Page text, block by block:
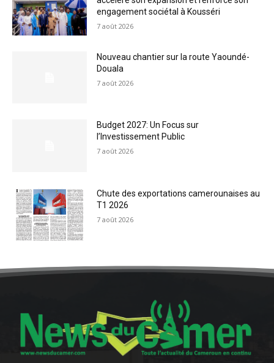
engagement sociétal à Kousséri
7 août 2026
Nouveau chantier sur la route Yaoundé-
Douala
7 août 2026
Budget 2027: Un Focus sur
l’Investissement Public
7 août 2026
Chute des exportations camerounaises au
T1 2026
7 août 2026